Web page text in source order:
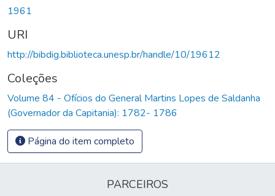
1961
URI
http://bibdig.biblioteca.unesp.br/handle/10/19612
Coleções
Volume 84 - Ofícios do General Martins Lopes de Saldanha
(Governador da Capitania): 1782- 1786
Página do item completo
PARCEIROS